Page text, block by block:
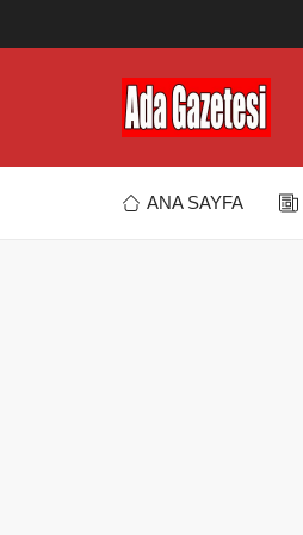
ANA SAYFA